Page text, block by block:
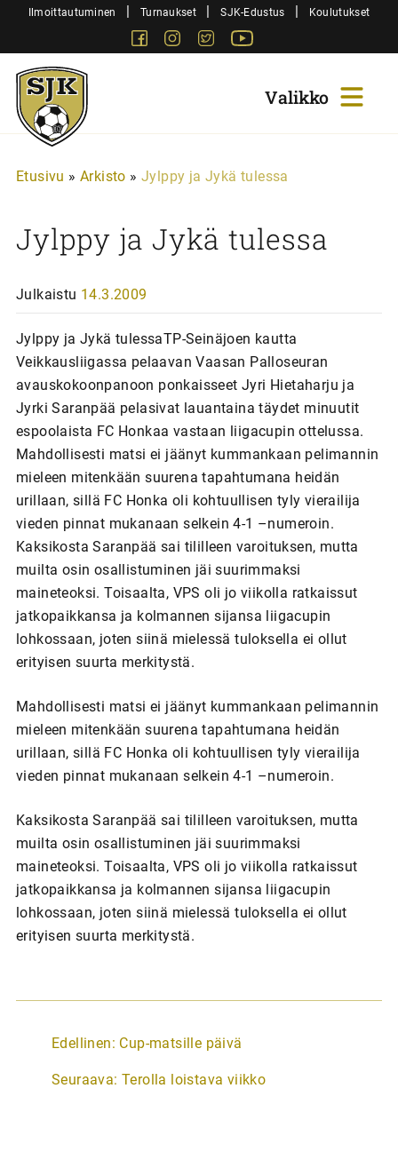
SiirryIlmoittautuminen | Turnaukset | SJK-Edustus | Koulutukset
FacebookInstagram
Twitter
Sjk-
Juniorit
Etusivu » Arkisto » Jylppy ja Jykä tulessa
Jylppy ja Jykä tulessa
Julkaistu 14.3.2009
Jylppy ja Jykä tulessaTP-Seinäjoen kautta
Veikkausliigassa pelaavan Vaasan Palloseuran
avauskokoonpanoon ponkaisseet Jyri Hietaharju ja
Jyrki Saranpää pelasivat lauantaina täydet minuutit
espoolaista FC Honkaa vastaan liigacupin ottelussa.
Mahdollisesti matsi ei jäänyt kummankaan pelimannin
mieleen mitenkään suurena tapahtumana heidän
urillaan, sillä FC Honka oli kohtuullisen tyly vierailija
vieden pinnat mukanaan selkein 4-1 –numeroin.
Kaksikosta Saranpää sai tililleen varoituksen, mutta
muilta osin osallistuminen jäi suurimmaksi
maineteoksi. Toisaalta, VPS oli jo viikolla ratkaissut
jatkopaikkansa ja kolmannen sijansa liigacupin
lohkossaan, joten siinä mielessä tuloksella ei ollut
erityisen suurta merkitystä.
Mahdollisesti matsi ei jäänyt kummankaan pelimannin
mieleen mitenkään suurena tapahtumana heidän
urillaan, sillä FC Honka oli kohtuullisen tyly vierailija
vieden pinnat mukanaan selkein 4-1 –numeroin.
Kaksikosta Saranpää sai tililleen varoituksen, mutta
muilta osin osallistuminen jäi suurimmaksi
maineteoksi. Toisaalta, VPS oli jo viikolla ratkaissut
jatkopaikkansa ja kolmannen sijansa liigacupin
lohkossaan, joten siinä mielessä tuloksella ei ollut
erityisen suurta merkitystä.
A
t
Edellinen: Cup-matsille päivä
Seuraava: Terolla loistava viikko